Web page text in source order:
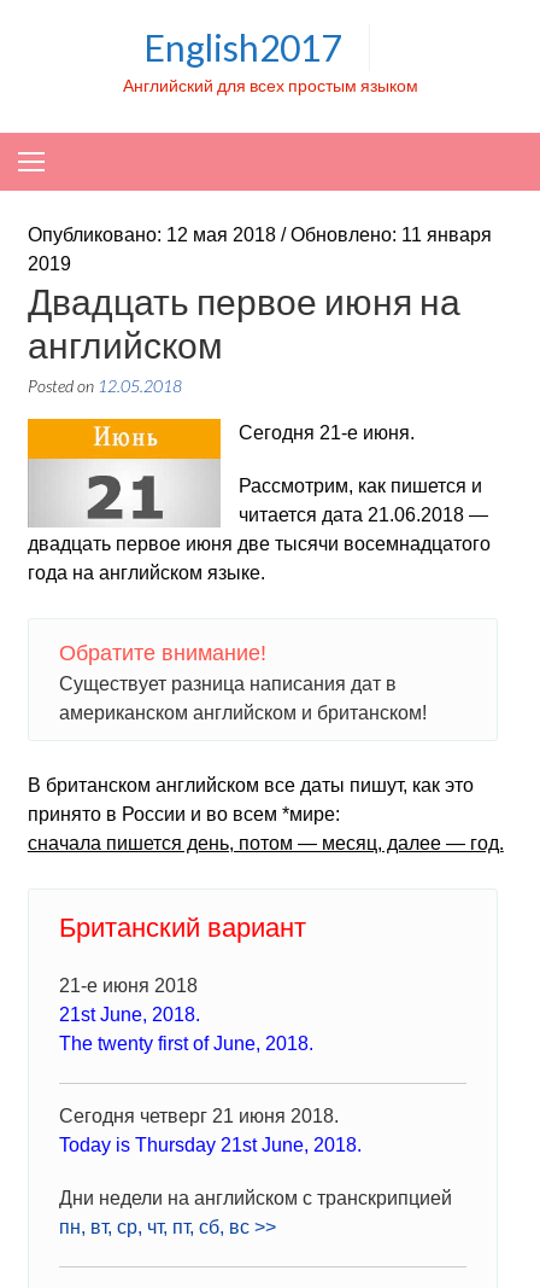
English2017
Английский для всех простым языком
Опубликовано: 12 мая 2018 / Обновлено: 11 января
2019
Двадцать первое июня на
английском
Posted on 12.05.2018
Сегодня 21-е июня.
Рассмотрим, как пишется и
читается дата 21.06.2018 —
двадцать первое июня две тысячи восемнадцатого
года на английском языке.
Обратите внимание!
Существует разница написания дат в
американском английском и британском!
В британском английском все даты пишут, как это
принято в России и во всем *мире:
сначала пишется день, потом — месяц, далее — год.
Британский вариант
21-е июня 2018
21st June, 2018.
The twenty first of June, 2018.
Сегодня четверг 21 июня 2018.
Today is Thursday 21st June, 2018.
Дни недели на английском с транскрипцией
пн, вт, ср, чт, пт, сб, вс >>